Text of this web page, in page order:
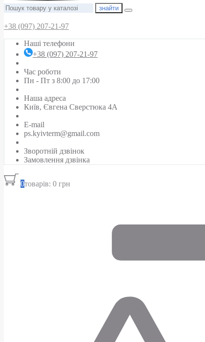
знайти
+38 (097) 207-21-97
Наші телефони
+38 (097) 207-21-97
Час роботи
Пн - Пт з 8:00 до 17:00
Наша адреса
Київ, Євгена Сверстюка 4А
E-mail
ps.kyivterm@gmail.com
Зворотній дзвінок
Замовлення дзвінка
0товарів: 0 грн